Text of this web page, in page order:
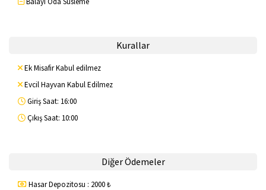
Kurallar
Ek Misafir Kabul edilmez
Evcil Hayvan Kabul Edilmez
Giriş Saat: 16:00
Çıkış Saat: 10:00
Diğer Ödemeler
Hasar Depozitosu : 2000 ₺